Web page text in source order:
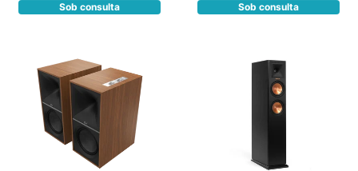
Sob consulta Sob consulta